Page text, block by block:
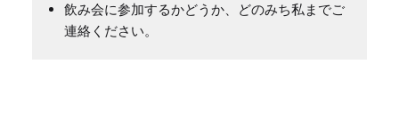
飲み会に参加するかどうか、どのみち私までご
連絡ください。